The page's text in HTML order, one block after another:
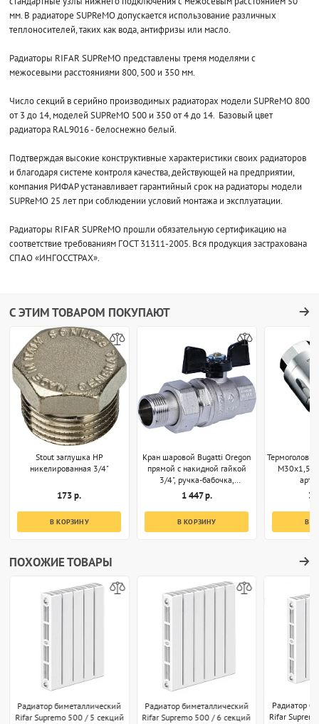
мм. В радиаторе SUPReMO допускается использование различных
теплоносителей, таких как вода, антифризы или масло.
Радиаторы RIFAR SUPReMO представлены тремя моделями с
межосевыми расстояниями 800, 500 и 350 мм.
Число секций в серийно производимых радиаторах модели SUPReMO 800
от 3 до 14, моделей SUPReMO 500 и 350 от 4 до 14. Базовый цвет
радиатора RAL9016 - белоснежно белый.
Подтверждая высокие конструктивные характеристики своих радиаторов
и благодаря системе контроля качества, действующей на предприятии,
компания РИФАР устанавливает гарантийный срок на радиаторы модели
SUPReMO 25 лет при соблюдении условий монтажа и эксплуатации.
Радиаторы RIFAR SUPReMO прошли обязательную сертификацию на
соответствие требованиям ГОСТ 31311-2005. Вся продукция застрахована
СПАО «ИНГОССТРАХ».
С ЭТИМ ТОВАРОМ ПОКУПАЮТ
Stout заглушка НР
никелированная 3/4"
173 р.
В КОРЗИНУ
Кран шаровой Bugatti Oregon
прямой с накидной гайкой
3/4", ручка-бабочка,
арт.03220032
1 447 р.
В КОРЗИНУ
M30x1,5
3
В
ПОХОЖИЕ ТОВАРЫ
Радиатор биметаллический
Rifar Supremo 500 / 5 секций
Радиатор биметаллический
Rifar Supremo 500 / 6 секций
Радиатор
Rifar